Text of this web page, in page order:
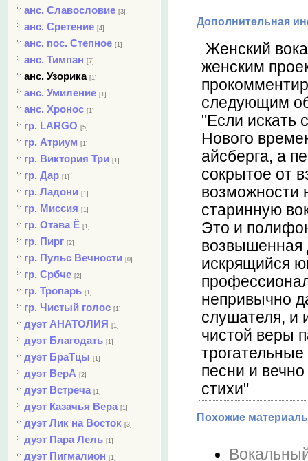
анс. Славословие [3]
анс. Сретение [4]
анс. пос. Степное [1]
анс. Тимпан [7]
анс. Узорика [1]
анс. Умиление [1]
анс. Хронос [1]
гр. LARGO [5]
гр. Атриум [1]
гр. Виктория Три [1]
гр. Дар [1]
гр. Ладони [1]
гр. Миссия [1]
гр. Отава Ё [1]
гр. Пирг [2]
гр. Пульс Вечности [0]
гр. Србче [2]
гр. Тропарь [1]
гр. Чистый голос [1]
дуэт АНАТОЛИЯ [1]
дуэт Благодать [1]
дуэт БраТцы [1]
дуэт ВерА [2]
дуэт Встреча [1]
дуэт Казачья Вера [1]
дуэт Лик на Восток [3]
дуэт Пара Лель [1]
дуэт Пигмалион [1]
Дополнительная
Женский
женским
следующим
"Если искать
Нового
айсберга, а
сокрытое от
возможности
старинную
Это и
возвышенная
искрящийся
непривычно
слушателя, и
чистой веры
песни и
стихи"
Похожие